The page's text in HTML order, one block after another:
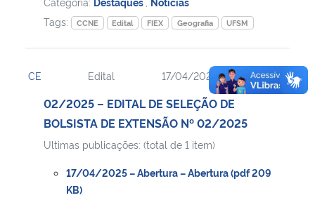
Tags:
CCNE Edital FIEX Geografia UFSM
CE Edital 17/04/2025 15:53
02/2025 – EDITAL DE SELEÇÃO DE
BOLSISTA DE EXTENSÃO Nº 02/2025
Ultimas publicações: (total de 1 item)
17/04/2025 – Abertura – Abertura (pdf 209
KB)